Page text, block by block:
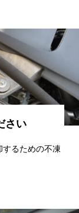
さい
るための不凍